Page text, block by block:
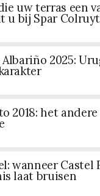
uw terras een
u bij Spar
2025:
2018: het
wanneer Castel
laat bruisen